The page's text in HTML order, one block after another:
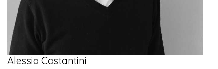
Alessio Costantini